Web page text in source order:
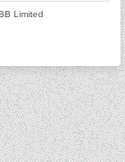
Limited